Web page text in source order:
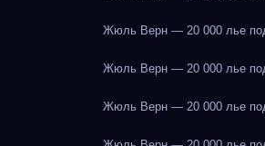
Жюль Верн — 20 000 лье
Жюль Верн — 20 000 лье
Жюль Верн — 20 000 лье